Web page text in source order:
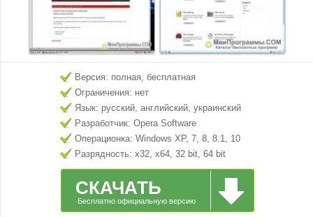
Версия: полная, бесплатная
Ограничения: нет
Язык: русский, английский, украинский
Разработчик: Opera Software
Операционка: Windows XP, 7, 8, 8.1, 10
Разрядность: x32, x64, 32 bit, 64 bit
СКАЧАТЬ
Бесплатно официальную версию